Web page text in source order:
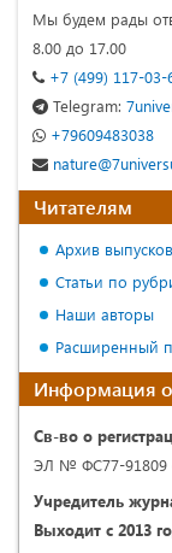
Мы будем рады
8.00 до 17.00
+7 (499) 117-03-
Telegram:
+79609483038
Читателям
Архив выпусков
Статьи по
Наши авторы
Расширенный
Информация
Св-во о
ЭЛ № ФС77-91809
Учредитель
Выходит с 2013